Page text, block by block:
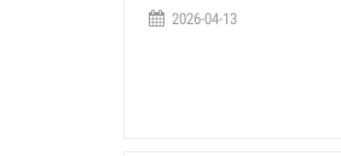
2026-04-13